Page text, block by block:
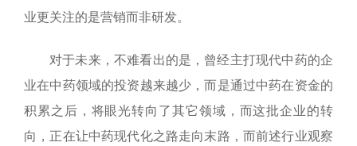
业更关注的是营销而非研发。
对于未来，不难看出的是，曾经主打现代中药的企
业在中药领域的投资越来越少，而是通过中药在资金的
积累之后，将眼光转向了其它领域，而这批企业的转
向，正在让中药现代化之路走向末路，而前述行业观察